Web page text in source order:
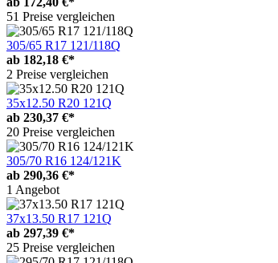
51 Preise vergleichen
305/65 R17 121/118Q
ab 182,18 €*
2 Preise vergleichen
35x12.50 R20 121Q
ab 230,37 €*
20 Preise vergleichen
305/70 R16 124/121K
ab 290,36 €*
1 Angebot
37x13.50 R17 121Q
ab 297,39 €*
25 Preise vergleichen